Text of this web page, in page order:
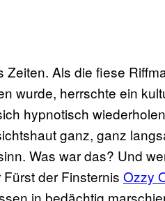
Zeiten. Als die fiese
wurde, herrschte ein
hypnotisch
ganz, ganz
Was war das? Und
der Finsternis Ozzy